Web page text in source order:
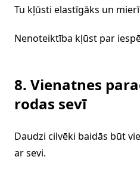
Tu kļūsti elastīgāks un
Nenoteiktība kļūst par
8. Vienatnes
rodas sevī
Daudzi cilvēki baidās būt
ar sevi.